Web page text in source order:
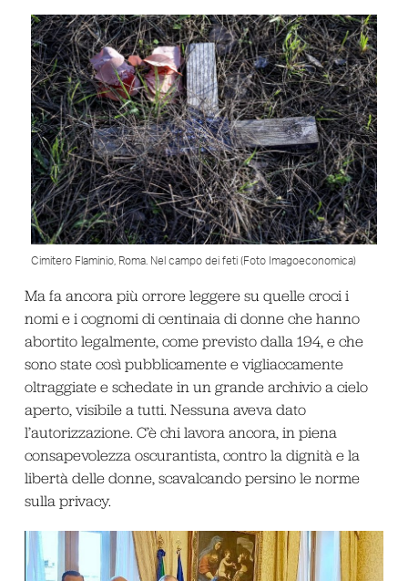
Cimitero Flaminio, Roma. Nel campo dei feti (Foto Imagoeconomica)
Ma fa ancora più orrore leggere su quelle croci i
nomi e i cognomi di centinaia di donne che hanno
abortito legalmente, come previsto dalla 194, e che
sono state così pubblicamente e vigliaccamente
oltraggiate e schedate in un grande archivio a cielo
aperto, visibile a tutti. Nessuna aveva dato
l’autorizzazione. C’è chi lavora ancora, in piena
consapevolezza oscurantista, contro la dignità e la
libertà delle donne, scavalcando persino le norme
sulla privacy.